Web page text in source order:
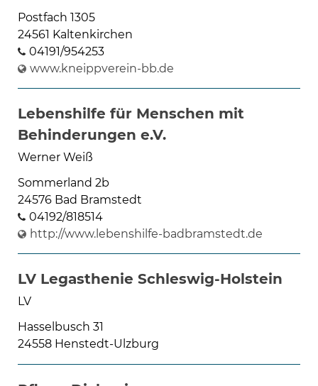
Postfach 1305
24561 Kaltenkirchen
04191/954253
www.kneippverein-bb.de
Lebenshilfe für Menschen mit
Behinderungen e.V.
Werner Weiß
Sommerland 2b
24576 Bad Bramstedt
04192/818514
http://www.lebenshilfe-badbramstedt.de
LV Legasthenie Schleswig-Holstein
LV
Hasselbusch 31
24558 Henstedt-Ulzburg